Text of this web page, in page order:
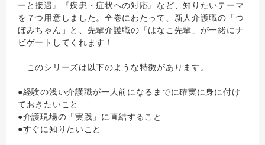
ーと接遇』『疾患・症状への対応』など、知りたいテーマ
を７つ用意しました。全巻にわたって、新人介護職の「つ
ぼみちゃん」と、先輩介護職の「はなこ先輩」が一緒にナ
ビゲートしてくれます！
このシリーズは以下のような特徴があります。
●経験の浅い介護職が一人前になるまでに確実に身に付け
ておきたいこと
●介護現場の「実践」に直結すること
●すぐに知りたいこと